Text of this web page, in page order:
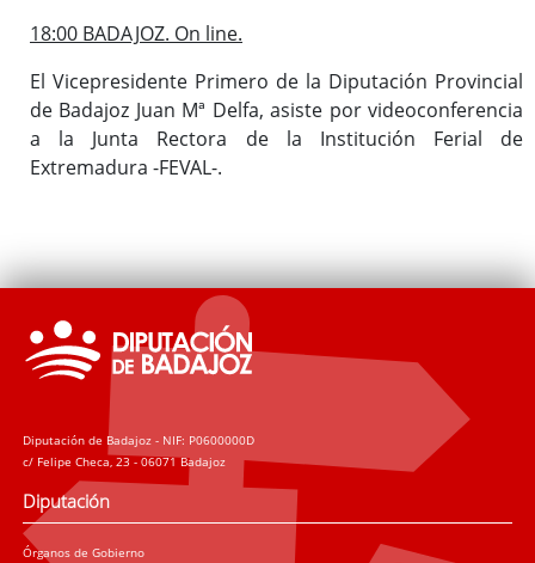
18:00 BADAJOZ. On line.
El Vicepresidente Primero de la Diputación Provincial
de Badajoz Juan Mª Delfa, asiste por videoconferencia
a la Junta Rectora de la Institución Ferial de
Extremadura -FEVAL-.
Diputación de Badajoz - NIF: P0600000D
c/ Felipe Checa, 23 - 06071 Badajoz
Diputación
Órganos de Gobierno